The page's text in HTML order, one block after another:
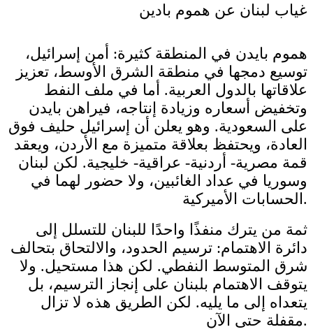
غياب لبنان عن هموم بادين
هموم بايدن في المنطقة كثيرة: أمن إسرائيل،
توسيع دمجها في منطقة الشرق الأوسط، تعزيز
علاقاتها بالدول العربية. أما في ملف النفط
وتخفيض أسعاره وزيادة إنتاجه، فيراهن بايدن
على السعودية. وهو يعلن أن إسرائيل حليف فوق
العادة، ويحتفظ بعلاقة متميزة مع الأردن، ويعقد
قمة مصرية- أردنية- عراقية- خليجية. لكن لبنان
وسوريا في عداد الغائبين، ولا حضور لهما في
الحسابات الأميركية.
ثمة من يترك منفذًا واحدًا للبنان للتسلل إلى
دائرة الاهتمام: ترسيم الحدود، والالتحاق بتحالف
شرق المتوسط النفطي. لكن هذا مستحيل. ولا
يتوقف الاهتمام بلبنان على إنجاز الترسيم، بل
يتعداه إلى ما يليه. لكن الطريق هذه لا تزال
مقفلة حتى الآن.